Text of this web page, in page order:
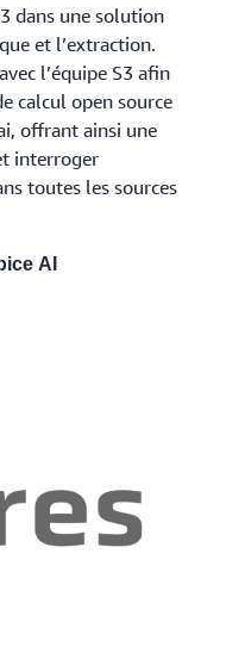
dans une solution
et l’extraction.
l’équipe S3 afin
calcul open source
offrant ainsi une
interroger
toutes les sources
AI